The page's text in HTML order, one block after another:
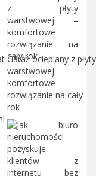
Garaż ocieplany z płyty
warstwowej –
komfortowe
rozwiązanie na cały
rok